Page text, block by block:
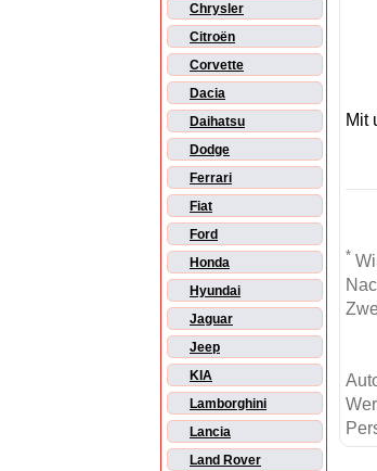
Chrysler
Citroën
Corvette
Dacia
Daihatsu
Dodge
Ferrari
Fiat
Ford
Honda
Hyundai
Jaguar
Jeep
KIA
Lamborghini
Lancia
Land Rover
Mit
*